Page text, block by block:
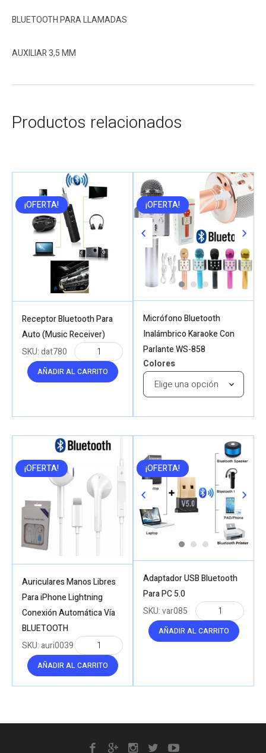
BLUETOOTH PARA LLAMADAS
AUXILIAR 3,5 MM
Productos relacionados
¡OFERTA!
Receptor Bluetooth Para
Auto (Music Receiver)
AÑADIR AL CARRITO
SKU:dat780
¡OFERTA!
Micrófono Bluetooth
Inalámbrico Karaoke Con
Parlante WS-858
Colores
¡OFERTA!
Auriculares Manos Libres
Para iPhone Lightning
Conexión Automática Vía
BLUETOOTH
AÑADIR AL CARRITO
SKU:auri0039
¡OFERTA!
Adaptador USB Bluetooth
Para PC 5.0
AÑADIR AL CARRITO
SKU:var085